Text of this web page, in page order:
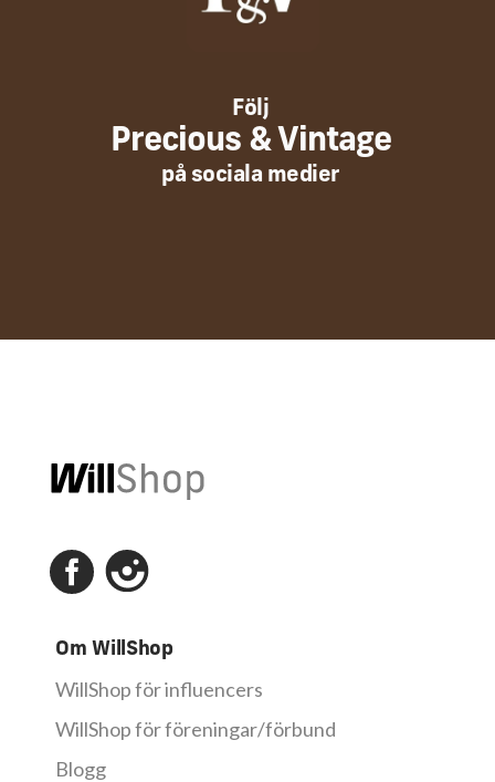
Följ
Precious & Vintage
på sociala medier
Om WillShop
WillShop för influencers
WillShop för föreningar/förbund
Blogg